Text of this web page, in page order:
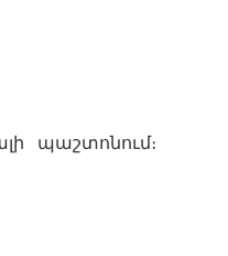
ի պաշտոնում։